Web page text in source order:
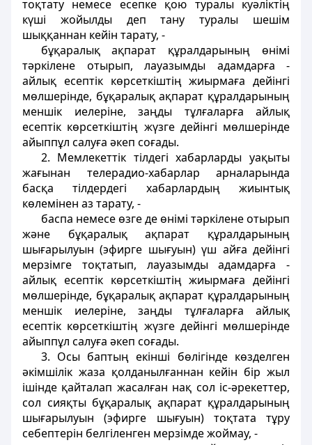
тоқтату немесе есепке қою туралы куәлiктің
күшi жойылды деп тану туралы шешiм
шыққаннан кейiн тарату, -
бұқаралық ақпарат құралдарының өнiмi
тәркiлене отырып, лауазымды адамдарға -
айлық есептiк көрсеткіштiң жиырмаға дейiнгi
мөлшерiнде, бұқаралық ақпарат құралдарының
меншiк иелерiне, заңды тұлғаларға айлық
есептiк көрсеткiштiң жүзге дейiнгi мөлшерiнде
айыппұл салуға әкеп соғады.
2. Мемлекеттік тiлдегі хабарларды уақыты
жағынан телерадио-хабарлар арналарында
басқа тiлдердегі хабарлардың жиынтық
көлемiнен аз тарату, -
баспа немесе өзге де өнімі тәркiлене отырып
және бұқаралық ақпарат құралдарының
шығарылуын (эфирге шығуын) үш айға дейiнгi
мерзiмге тоқтатып, лауазымды адамдарға -
айлық есептiк көрсеткiштiң жиырмаға дейiнгi
мөлшерiнде, бұқаралық ақпарат құралдарының
меншiк иелерiне, заңды тұлғаларға айлық
есептiк көрсеткiштiң жүзге дейiнгi мөлшерiнде
айыппұл салуға әкеп соғады.
3. Осы баптың екiншi бөлiгiнде көзделген
әкiмшiлiк жаза қолданылғаннан кейiн бiр жыл
ішінде қайталап жасалған нақ сол iс-әрекеттер,
сол сияқты бұқаралық ақпарат құралдарының
шығарылуын (эфирге шығуын) тоқтата тұру
себептерiн белгiленген мерзiмде жоймау, -